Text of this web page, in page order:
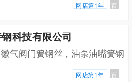
网店第1年 百
科技有限公司
气阀门簧钢丝，油泵油嘴簧钢
网店第1年 百